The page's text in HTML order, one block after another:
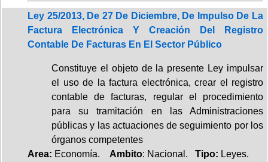
Ley 25/2013, De 27 De Diciembre, De Impulso De La
Factura Electrónica Y Creación Del Registro
Contable De Facturas En El Sector Público
Constituye el objeto de la presente Ley impulsar
el uso de la factura electrónica, crear el registro
contable de facturas, regular el procedimiento
para su tramitación en las Administraciones
públicas y las actuaciones de seguimiento por los
órganos competentes
Area: Economía. Ambito: Nacional. Tipo: Leyes.